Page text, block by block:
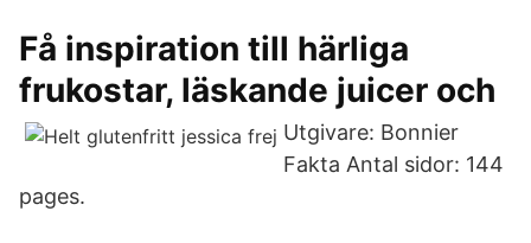
Få inspiration till härliga
frukostar, läskande juicer och
Utgivare: Bonnier
Fakta Antal sidor: 144
pages.